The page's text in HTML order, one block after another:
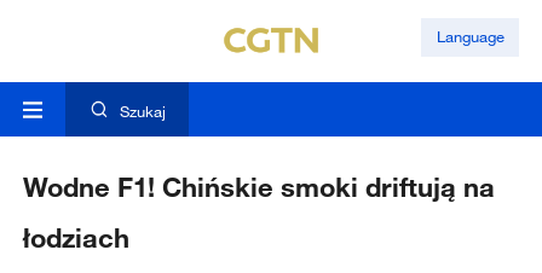
Language
Szukaj
Wodne F1! Chińskie smoki driftują na
łodziach